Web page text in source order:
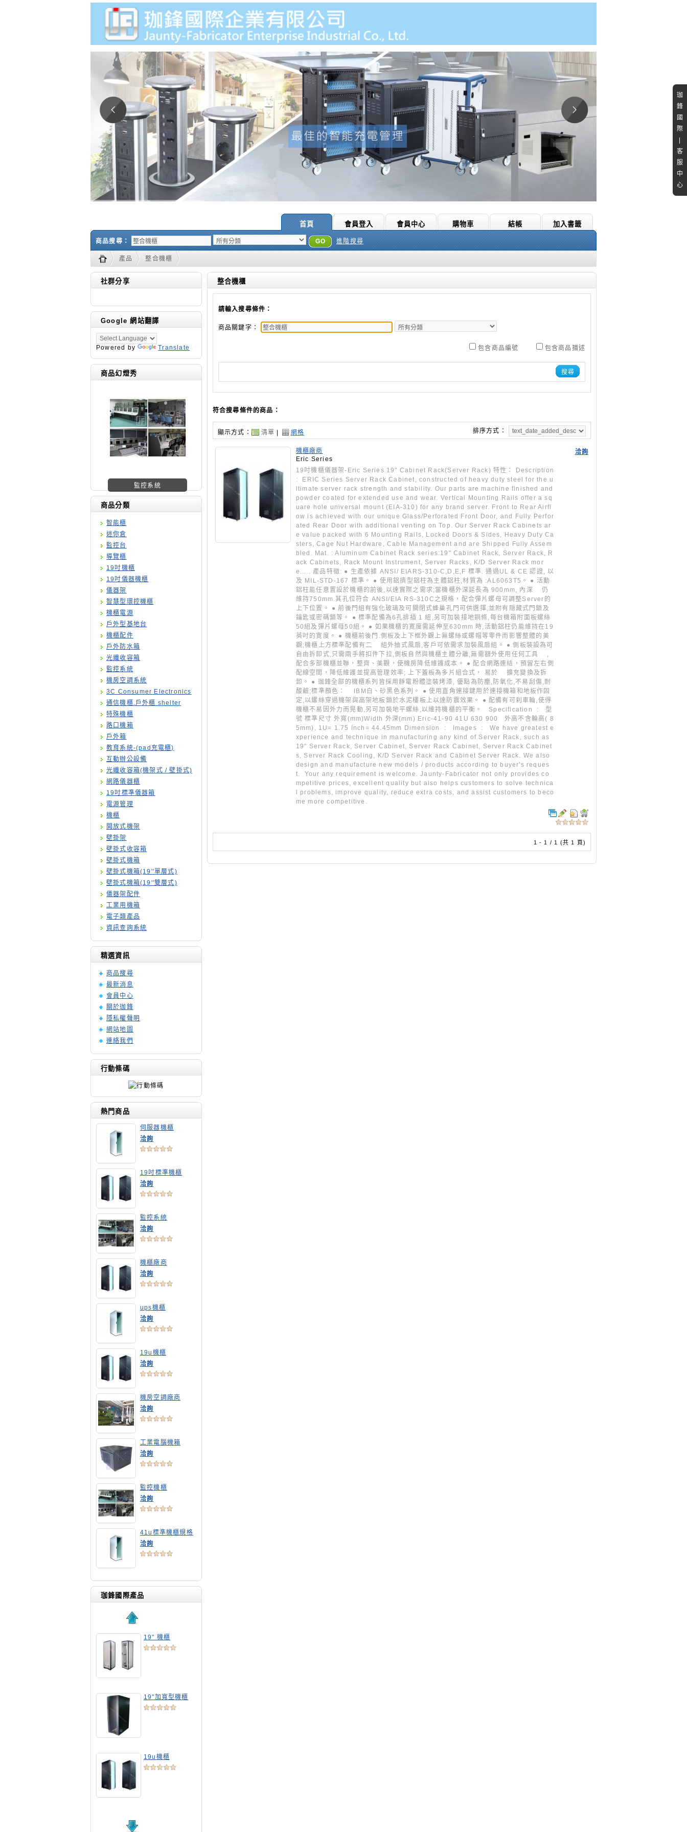
珈
鋒
國
際
客
服
中
心
首頁 會員登入 會員中心 購物車 結帳 加入書籤
商品搜尋： GO 進階搜尋
產品 整合機櫃
社群分享
Google 網站翻譯
Powered by Translate
商品幻燈秀
機櫃廠商
商品分類
智能櫃
迷你倉
監控台
導覽櫃
19吋機櫃
19吋儀器機櫃
儀器架
智慧型環控機櫃
機櫃電源
戶外型基地台
機櫃配件
戶外防水箱
光纖收容箱
監控系統
機房空調系統
3C Consumer Electronics
通信機櫃.戶外櫃 shelter
特殊機櫃
路口機箱
戶外箱
教育系統-(pad充電櫃)
互動辦公設備
光纖收容箱(機架式 / 壁掛式)
網路儀器櫃
19吋標準儀器箱
電源管理
機櫃
開放式機架
壁掛架
壁掛式收容箱
壁掛式機箱
壁掛式機箱(19''單層式)
壁掛式機箱(19''雙層式)
儀器架配件
工業用機箱
電子類產品
資訊查詢系統
精選資訊
商品搜尋
最新消息
會員中心
關於珈鋒
隱私權聲明
網站地圖
連絡我們
行動條碼
熱門商品
伺服器機櫃
洽詢
19吋標準機櫃
洽詢
監控系統
洽詢
機櫃廠商
洽詢
ups機櫃
洽詢
19u機櫃
洽詢
機房空調廠商
洽詢
工業電腦機箱
洽詢
監控機櫃
洽詢
41u標準機櫃規格
洽詢
珈鋒國際產品
19" 機櫃
19"加寬型機櫃
19u機櫃
整合機櫃
請輸入搜尋條件：
商品關鍵字：
包含商品編號 包含商品描述
搜尋
符合搜尋條件的商品：
顯示方式： 清單 | 網格 排序方式：
洽詢
機櫃廠商
Eric Series
19吋機櫃儀器架-Eric Series 19" Cabinet Rack(Server Rack) 特性： Description
: ERIC Series Server Rack Cabinet, constructed of heavy duty steel for the u
ltimate server rack strength and stability. Our parts are machine finished and
powder coated for extended use and wear. Vertical Mounting Rails offer a sq
uare hole universal mount (EIA-310) for any brand server. Front to Rear Airfl
ow is achieved with our unique Glass/Perforated Front Door, and Fully Perfor
ated Rear Door with additional venting on Top. Our Server Rack Cabinets ar
e value packed with 6 Mounting Rails, Locked Doors & Sides, Heavy Duty Ca
sters, Cage Nut Hardware, Cable Management and are Shipped Fully Assem
bled. Mat. : Aluminum Cabinet Rack series:19" Cabinet Rack, Server Rack, R
ack Cabinets, Rack Mount Instrument, Server Racks, K/D Server Rack mor
e..... 產品特徵: ● 生產依據 ANSI/ EIARS-310-C,D,E,F 標準. 通過UL & CE 認證, 以
及 MIL-STD-167 標準。 ● 使用鋁擠型鋁柱為主體鋁柱,材質為 :AL6063T5。 ● 活動
鋁柱能任意置設於機櫃的前後,以達實際之需求;當機櫃外深延長為 900mm, 內深 仍
維持750mm.其孔位符合 ANSI/EIA RS-310C之規格，配合彈片螺母可調整Server的
上下位置。 ● 前後門組有強化玻璃及可關閉式蜂巢孔門可供選擇,並附有隠藏式門鎖及
鑰匙或密碼鎖等。 ● 標準配備為6孔排插 1 組,另可加裝接地銅條,每台機箱附面板螺絲
50組及彈片螺母50組。 ● 如果機櫃的寛度需延伸至630mm 時,活動鋁柱仍能維持在19
英吋的寛度。 ● 機櫃前後門.側板及上下框外觀上無螺絲或螺帽等零件而影響整體的美
觀;機櫃上方標準配備有二 組外抽式風扇,客戶可依需求加裝風扇組。 ● 側板裝設為可
自由拆卸式,只需兩手將扣件下拉,側板自然與機櫃主體分離,無需額外使用任何工具 ,
配合多部機櫃並聯，整齊、美觀，使機房降低維護成本。 ● 配合網路連結，預留左右側
配線空間，降低維護並提高管理效率; 上下蓋板為多片組合式， 易於 擴充變換及拆
卸。 ● 珈鋒全部的機櫃系列皆採用靜電粉體塗裝烤漆, 優點為防塵,防氧化,不易刮傷,耐
酸鹼;標準顏色： IBM白、砂黑色系列。 ● 使用直角連接鍵用於連接機箱和地板作固
定,以螺絲穿過機架與高架地板鎖於水泥樓板上以達防震效果。 ● 配備有可刹車輪,使得
機櫃不易因外力而晃動,另可加裝地平螺絲,以維持機櫃的平衡。 Specification : 型
號 標準尺寸 外寬(mm)Width 外深(mm) Eric-41-90 41U 630 900 外高不含輪高( 8
5mm), 1U= 1.75 Inch= 44.45mm Dimension : Images : We have greatest e
xperience and technique in manufacturing any kind of Server Rack, such as
19" Server Rack, Server Cabinet, Server Rack Cabinet, Server Rack Cabinet
s, Server Rack Cooling, K/D Server Rack and Cabinet Server Rack. We also
design and manufacture new models / products according to buyer's reques
t. Your any requirement is welcome. Jaunty-Fabricator not only provides co
mpetitive prices, excellent quality but also helps customers to solve technica
l problems, improve quality, reduce extra costs, and assist customers to beco
me more competitive.
1 - 1 / 1 (共 1 頁)